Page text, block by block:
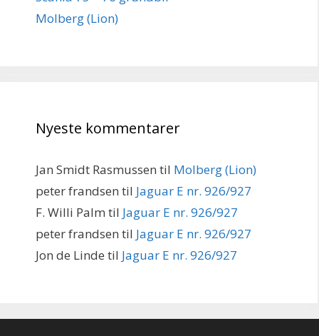
Molberg (Lion)
Nyeste kommentarer
Jan Smidt Rasmussen til Molberg (Lion)
peter frandsen til Jaguar E nr. 926/927
F. Willi Palm til Jaguar E nr. 926/927
peter frandsen til Jaguar E nr. 926/927
Jon de Linde til Jaguar E nr. 926/927